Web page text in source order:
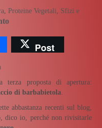
, Proteine Vegetali, Sfizi e
Post
proposta di apertura:
di barbabietola
abbastanza recenti sul blog,
dico io, perché non rivisitarle